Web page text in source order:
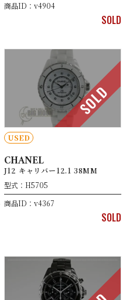
商品ID：v4904
SOLD
SOLD
USED
CHANEL
J12 キャリバー12.1 38MM
型式：H5705
商品ID：v4367
SOLD